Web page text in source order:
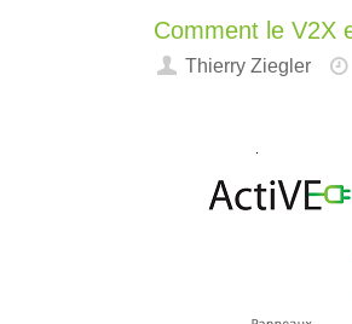
Comment le V2X
Thierry Ziegler